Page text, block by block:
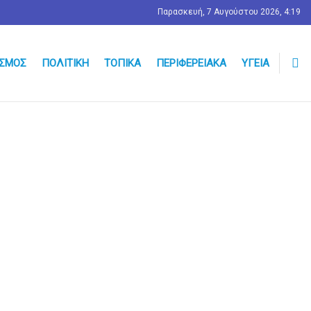
Παρασκευή, 7 Αυγούστου 2026, 4:19
ΠΟΛΙΤΙΚΉ ΤΟΠΙΚΆ ΠΕΡΙΦΕΡΕΙΑΚΆ ΥΓΕΊΑ